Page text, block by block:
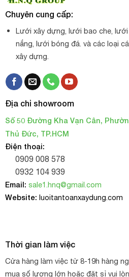
Chuyên cung cấp:
Lưới xây dựng, lưới bao che,
nắng, lưới bóng đá. và các loại
xây dựng.
Địa chỉ showroom
Số 50 Đường Kha Vạn Cân,
Thủ Đức, TP.HCM
Điện thoại:
0909 008 578
0932 104 939
Email: sale1.hnq@gmail.com
Website: luoitantoanxaydung.com
Thời gian làm việc
Cửa hàng làm việc từ 8-19h hàng
mua số lượng lớn hoặc đặt sỉ vui